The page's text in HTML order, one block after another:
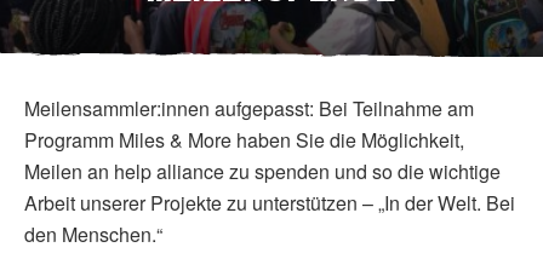
Meilensammler:innen aufgepasst: Bei Teilnahme am
Programm Miles & More haben Sie die Möglichkeit,
Meilen an help alliance zu spenden und so die wichtige
Arbeit unserer Projekte zu unterstützen – „In der Welt. Bei
den Menschen.“